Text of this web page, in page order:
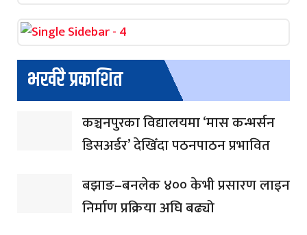
भर्खरै प्रकाशित
कञ्चनपुरका विद्यालयमा ‘मास कन्भर्सन
डिसअर्डर’ देखिँदा पठनपाठन प्रभावित
बझाङ–बनलेक ४०० केभी प्रसारण लाइन
निर्माण प्रक्रिया अघि बढ्यो